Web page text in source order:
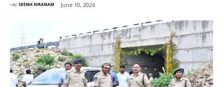
By SEEMA KIRANAM June 10, 2026